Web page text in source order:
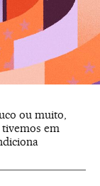
ou muito,
em